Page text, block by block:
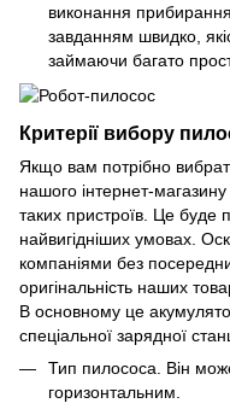
виконання
завданням швидко,
займаючи багато
Критерії вибору
Якщо вам потрібно
нашого інтернет-
таких пристроїв. Це буде
найвигідніших умовах.
компаніями без
оригінальність наших
В основному це
спеціальної зарядної
Тип пилососа. Він
горизонтальним.